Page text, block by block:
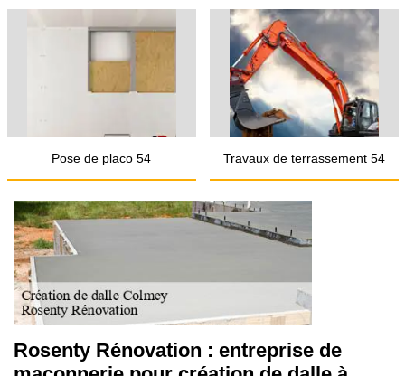
Pose de placo 54 Travaux de terrassement 54
Rosenty Rénovation : entreprise de